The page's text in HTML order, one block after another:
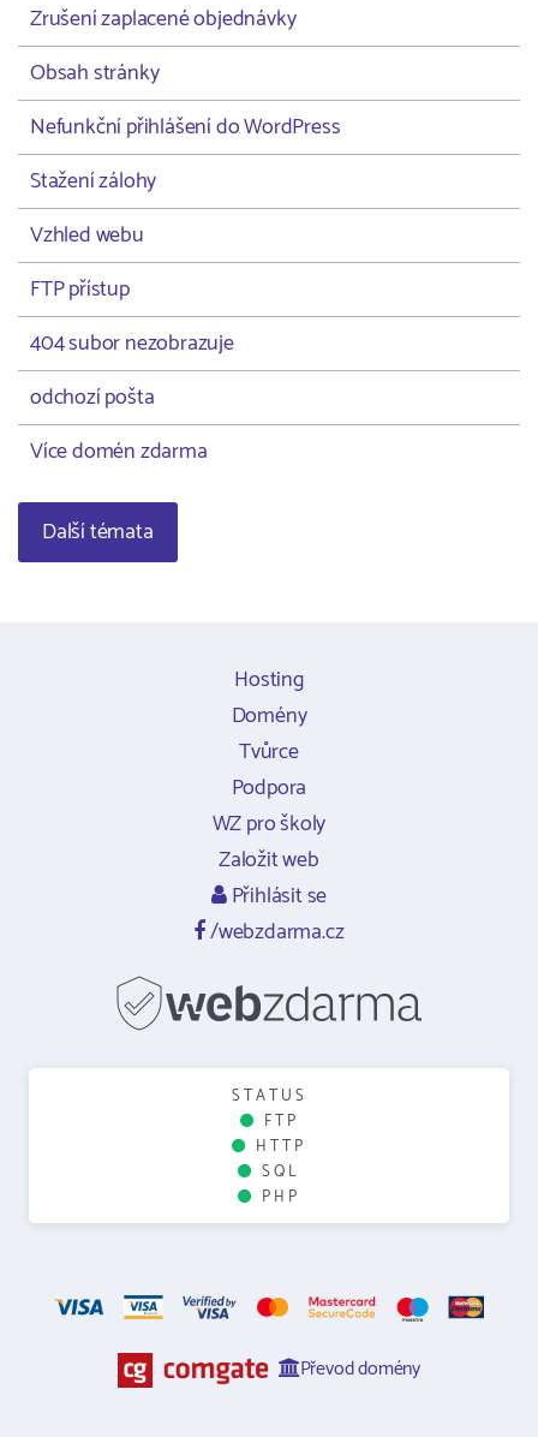
Zrušení zaplacené objednávky
Obsah stránky
Nefunkční přihlášení do WordPress
Stažení zálohy
Vzhled webu
FTP přístup
404 subor nezobrazuje
odchozí pošta
Více domén zdarma
Další témata
Hosting
Domény
Tvůrce
Podpora
WZ pro školy
Založit web
Přihlásit se
/webzdarma.cz
STATUS
FTP
HTTP
SQL
PHP
Převod domény